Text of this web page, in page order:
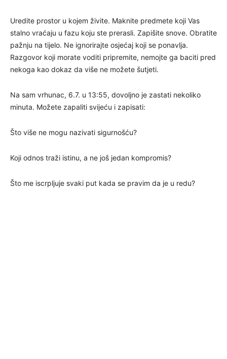
Uredite prostor u kojem živite. Maknite predmete koji Vas
stalno vraćaju u fazu koju ste prerasli. Zapišite snove. Obratite
pažnju na tijelo. Ne ignorirajte osjećaj koji se ponavlja.
Razgovor koji morate voditi pripremite, nemojte ga baciti pred
nekoga kao dokaz da više ne možete šutjeti.
Na sam vrhunac, 6.7. u 13:55, dovoljno je zastati nekoliko
minuta. Možete zapaliti svijeću i zapisati:
Što više ne mogu nazivati sigurnošću?
Koji odnos traži istinu, a ne još jedan kompromis?
Što me iscrpljuje svaki put kada se pravim da je u redu?